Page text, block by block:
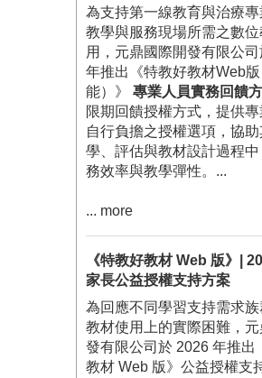
為支持第一線教育與治療
教學與服務現場所需之數
用，元鼎國際開發有限公
年推出《特教好教材Web
能）》 專業人員實務回饋
限期回饋授權方式，提供
自行負擔之授權選項，協
學、評估與教材設計過程
務效率與教學彈性。...
... more
《特教好教材 Web 版》|
家長公益授權支持方案
為回應不同學習支持需求
教材使用上的實際困難，元
發有限公司於 2026 年推出
教材 Web 版》公益授權支